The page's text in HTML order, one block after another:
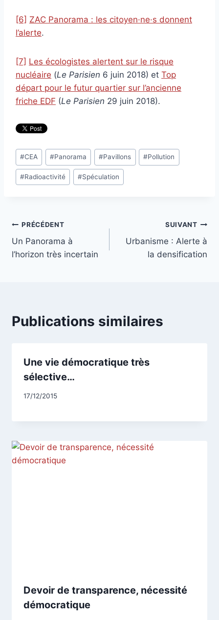
[6] ZAC Panorama : les citoyen·ne·s donnent
l’alerte.
[7] Les écologistes alertent sur le risque
nucléaire (Le Parisien 6 juin 2018) et Top
départ pour le futur quartier sur l’ancienne
friche EDF (Le Parisien 29 juin 2018).
Étiquettes
de
la
#CEA #Panorama #Pavillons #Pollution
#Radioactivité #Spéculation
Navigation
de
PRÉCÉDENT
Un Panorama à
l’horizon très incertain
SUIVANT
Urbanisme : Alerte à
la densification
Publications similaires
Une vie démocratique très
sélective…
Par
17/12/2015
Devoir de transparence, nécessité
démocratique